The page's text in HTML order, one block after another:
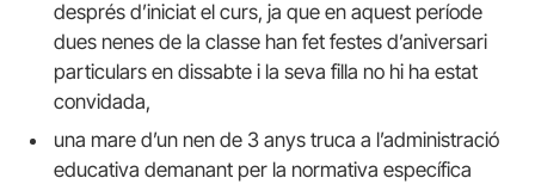
després d’iniciat el curs, ja que en aquest període
dues nenes de la classe han fet festes d’aniversari
particulars en dissabte i la seva filla no hi ha estat
convidada,
una mare d’un nen de 3 anys truca a l’administració
educativa demanant per la normativa específica